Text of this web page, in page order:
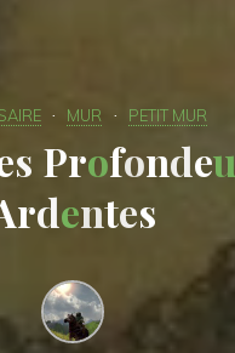
MUR PETIT MUR
s Profondeu
rdentes